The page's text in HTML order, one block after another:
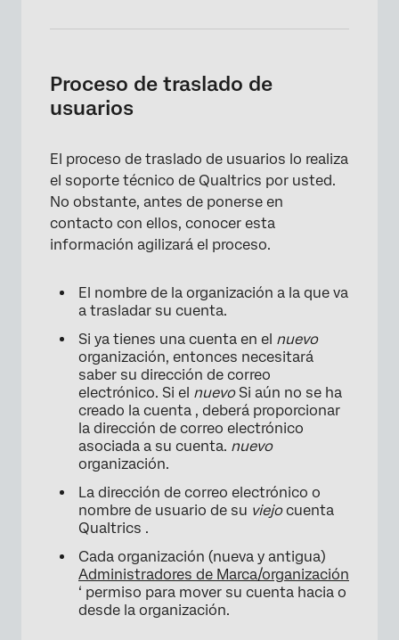
Proceso de traslado de
usuarios
El proceso de traslado de usuarios lo realiza
el soporte técnico de Qualtrics por usted.
No obstante, antes de ponerse en
contacto con ellos, conocer esta
información agilizará el proceso.
El nombre de la organización a la que va
a trasladar su cuenta.
Si ya tienes una cuenta en el nuevo
organización, entonces necesitará
saber su dirección de correo
electrónico. Si el nuevoSi aún no se ha
creado la cuenta , deberá proporcionar
la dirección de correo electrónico
asociada a su cuenta. nuevo
organización.
La dirección de correo electrónico o
nombre de usuario de su viejocuenta
Qualtrics .
Cada organización (nueva y antigua)
Administradores de Marca/organización
‘ permiso para mover su cuenta hacia o
desde la organización.